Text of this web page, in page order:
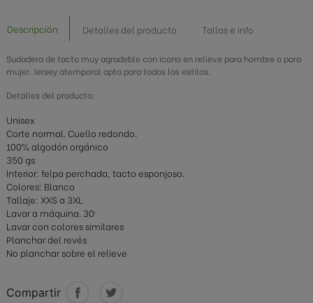
Descripción Detalles del producto Tallas e info
Sudadera de tacto muy agradeble con icono en relieve para hombre o para
mujer. Jersey atemporal apto para todos los estilos.
Detalles del producto:
Unisex
Corte normal. Cuello redondo.
100% algodón orgánico
350 gs
Interior: felpa perchada, tacto esponjoso.
Colores: Blanco
Tallaje: XXS a 3XL
Lavar a máquina. 30º
Lavar con colores similares
Planchar del revés
No planchar sobre el relieve
Compartir